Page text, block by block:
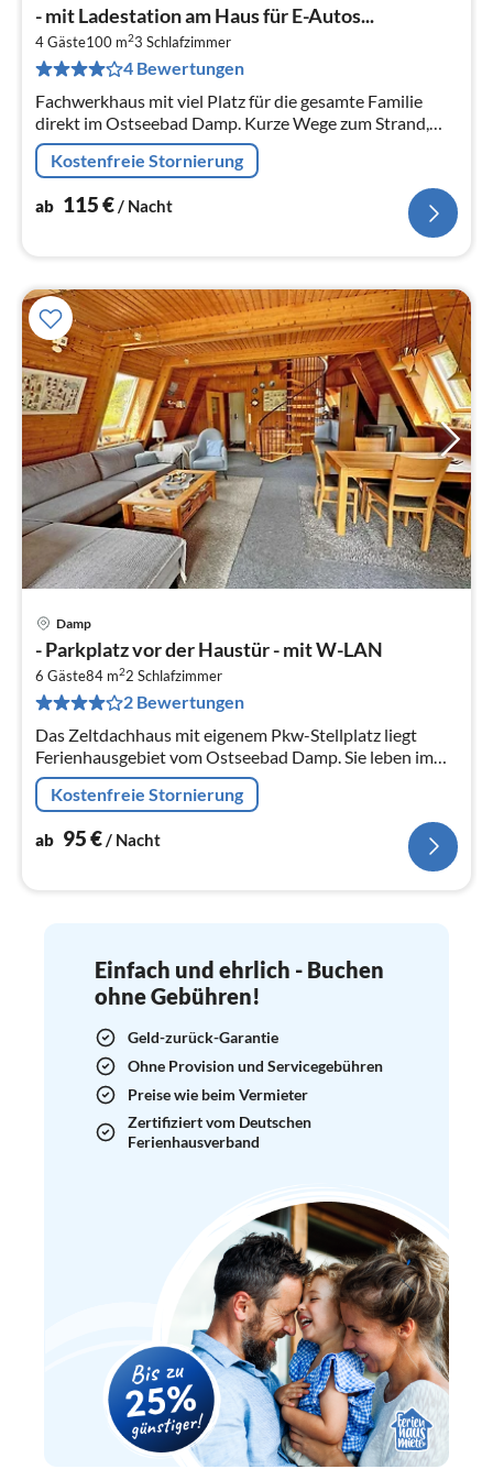
- mit Ladestation am Haus für E-Autos...
4 Gäste100 m23 Schlafzimmer
4 Bewertungen
Fachwerkhaus mit viel Platz für die gesamte Familie
direkt im Ostseebad Damp. Kurze Wege zum Strand,
Freizeiteinrichtungen und den Restaurants.
Kostenfreie Stornierung
ab 115€/ Nacht
Damp
- Parkplatz vor der Haustür - mit W-LAN
6 Gäste84 m22 Schlafzimmer
2 Bewertungen
Das Zeltdachhaus mit eigenem Pkw-Stellplatz liegt
Ferienhausgebiet vom Ostseebad Damp. Sie leben im
Grünen und in Nähe des feinsandigen Ostseestrandes.
Kostenfreie Stornierung
ab 95€/ Nacht
Einfach und ehrlich - Buchen
ohne Gebühren!
Geld-zurück-Garantie
Ohne Provision und Servicegebühren
Preise wie beim Vermieter
Zertifiziert vom Deutschen
Ferienhausverband